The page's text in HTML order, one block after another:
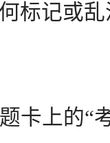
标记或
卡上的“